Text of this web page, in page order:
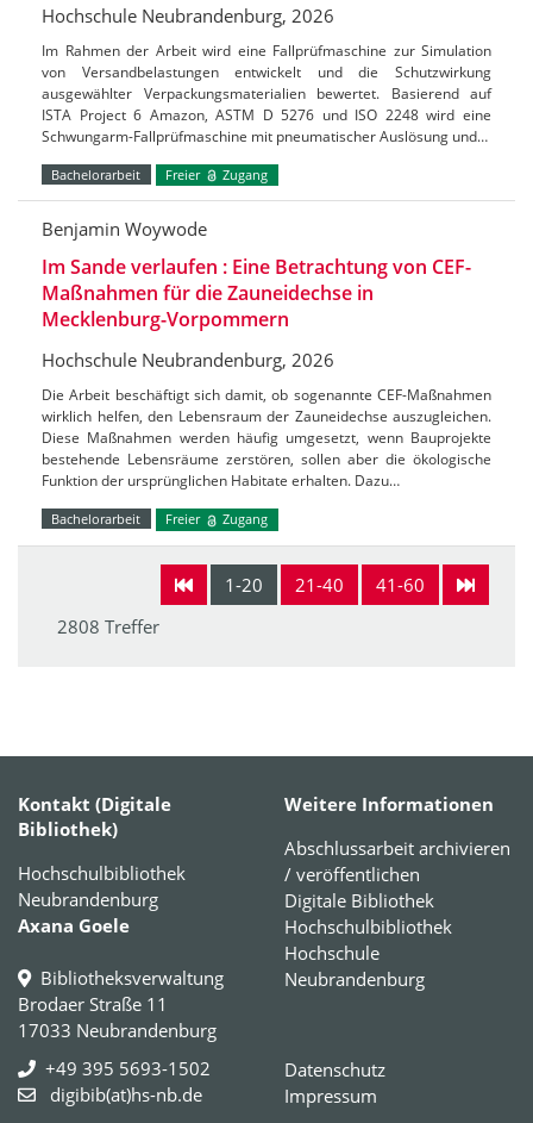
Hochschule Neubrandenburg, 2026
Im Rahmen der Arbeit wird eine Fallprüfmaschine zur Simulation
von Versandbelastungen entwickelt und die Schutzwirkung
ausgewählter Verpackungsmaterialien bewertet. Basierend auf
ISTA Project 6 Amazon, ASTM D 5276 und ISO 2248 wird eine
Schwungarm-Fallprüfmaschine mit pneumatischer Auslösung und…
Bachelorarbeit Freier Zugang
Benjamin Woywode
Im Sande verlaufen : Eine Betrachtung von CEF-
Maßnahmen für die Zauneidechse in
Mecklenburg-Vorpommern
Hochschule Neubrandenburg, 2026
Die Arbeit beschäftigt sich damit, ob sogenannte CEF-Maßnahmen
wirklich helfen, den Lebensraum der Zauneidechse auszugleichen.
Diese Maßnahmen werden häufig umgesetzt, wenn Bauprojekte
bestehende Lebensräume zerstören, sollen aber die ökologische
Funktion der ursprünglichen Habitate erhalten. Dazu…
Bachelorarbeit Freier Zugang
1-20 21-40
41-60
2808 Treffer
Kontakt (Digitale
Bibliothek)
Hochschulbibliothek
Neubrandenburg
Axana Goele
Bibliotheksverwaltung
Brodaer Straße 11
17033 Neubrandenburg
+49 395 5693-1502
digibib(at)hs-nb.de
Weitere Informationen
Abschlussarbeit archivieren
/ veröffentlichen
Digitale Bibliothek
Hochschulbibliothek
Hochschule
Neubrandenburg
Datenschutz
Impressum